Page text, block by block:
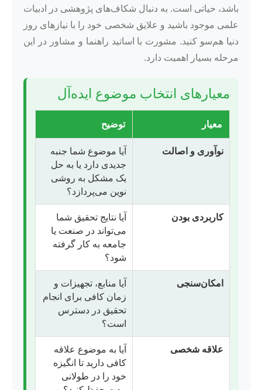
باشد، حیاتی است. به دنبال شکاف‌های پژوهشی در ادبیات
علمی موجود باشید و علایق شخصی خود را با نیازهای روز
دنیا هم‌سو کنید. مشورت با اساتید راهنما و مشاور در این
مرحله بسیار اهمیت دارد.
معیارهای انتخاب موضوع ایده‌آل
معیار توضیح
نوآوری و اصالت
آیا موضوع شما جنبه
جدیدی دارد یا به حل
یک مشکل به روشی
نوین می‌پردازد؟
کاربردی بودن
آیا نتایج تحقیق شما
می‌تواند در صنعت یا
جامعه به کار گرفته
شود؟
امکان‌سنجی
آیا منابع، تجهیزات و
زمان کافی برای انجام
تحقیق در دسترس
است؟
علاقه شخصی
آیا به موضوع علاقه
کافی دارید تا انگیزه
خود را در طولانی